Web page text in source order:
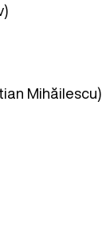
Mihăilescu)